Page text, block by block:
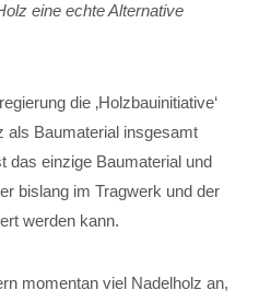
eine echte Alternative
die ‚Holzbauinitiative‘
als Baumaterial insgesamt
das einzige Baumaterial und
bislang im Tragwerk und der
werden kann.
momentan viel Nadelholz an,